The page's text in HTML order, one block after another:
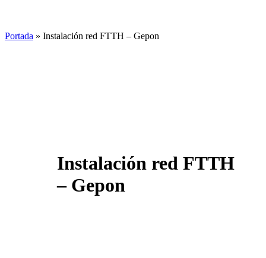
Portada » Instalación red FTTH – Gepon
Instalación red FTTH
– Gepon